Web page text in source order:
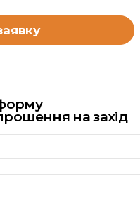
на захід